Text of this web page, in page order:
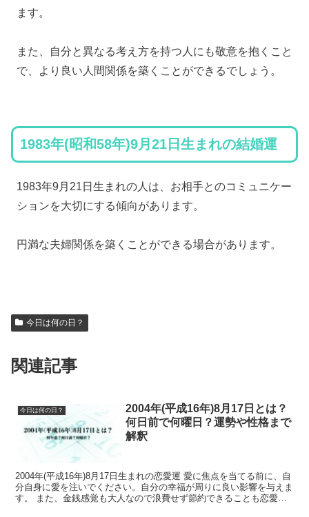
ます。
また、自分と異なる考え方を持つ人にも敬意を抱くこと
で、より良い人間関係を築くことができるでしょう。
1983年(昭和58年)9月21日生まれの結婚運
1983年9月21日生まれの人は、お相手とのコミュニケー
ションを大切にする傾向があります。
円満な夫婦関係を築くことができる場合があります。
今日は何の日？
関連記事
今日は何の日？
2004年(平成16年)8月17日とは？
何日前で何曜日？運勢や性格まで
解釈
2004年(平成16年)8月17日生まれの恋愛運 愛に焦点を当てる前に、自
分自身に愛を注いでください。自分の幸福が周りに良い影響を与えま
す。 また、金銭感覚も大人なので浪費せず節約できることも恋愛運